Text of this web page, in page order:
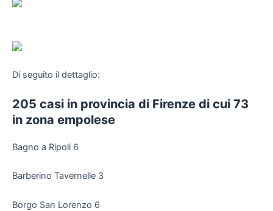
Di seguito il dettaglio:
205 casi in provincia di Firenze di cui 73
in zona empolese
Bagno a Ripoli 6
Barberino Tavernelle 3
Borgo San Lorenzo 6